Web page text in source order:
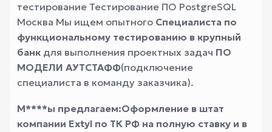
тестирование Тестирование ПО PostgreSQL
Москва Мы ищем опытного Специалиста по
функциональному тестированию в крупный
банк для выполнения проектных задач ПО
МОДЕЛИ АУТСТАФФ(подключение
специалиста в команду заказчика).
М****ы предлагаем:Оформление в штат
компании Extyl по ТК РФ на полную ставку и в